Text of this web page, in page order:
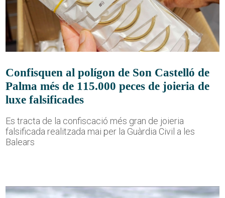
Confisquen al polígon de Son Castelló de
Palma més de 115.000 peces de joieria de
luxe falsificades
Es tracta de la confiscació més gran de joieria
falsificada realitzada mai per la Guàrdia Civil a les
Balears